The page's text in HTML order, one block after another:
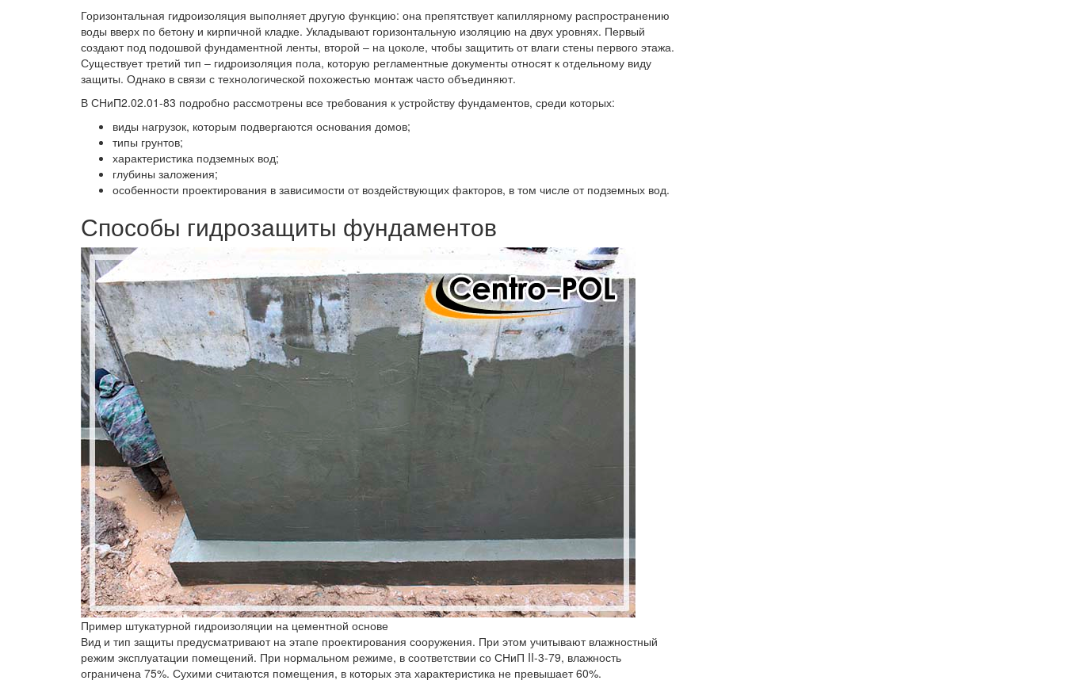
Горизонтальная гидроизоляция выполняет другую функцию: она препятствует капиллярному распространению
воды вверх по бетону и кирпичной кладке. Укладывают горизонтальную изоляцию на двух уровнях. Первый
создают под подошвой фундаментной ленты, второй – на цоколе, чтобы защитить от влаги стены первого этажа.
Существует третий тип – гидроизоляция пола, которую регламентные документы относят к отдельному виду
защиты. Однако в связи с технологической похожестью монтаж часто объединяют.
В СНиП2.02.01-83 подробно рассмотрены все требования к устройству фундаментов, среди которых:
виды нагрузок, которым подвергаются основания домов;
типы грунтов;
характеристика подземных вод;
глубины заложения;
особенности проектирования в зависимости от воздействующих факторов, в том числе от подземных вод.
Способы гидрозащиты фундаментов
Пример штукатурной гидроизоляции на цементной основе
Вид и тип защиты предусматривают на этапе проектирования сооружения. При этом учитывают влажностный
режим эксплуатации помещений. При нормальном режиме, в соответствии со СНиП II-3-79, влажность
ограничена 75%. Сухими считаются помещения, в которых эта характеристика не превышает 60%.